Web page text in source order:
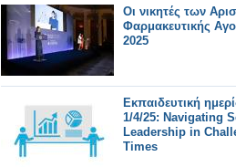
Οι νικητές των
Φαρμακευτικής
2025
Εκπαιδευτική
1/4/25: Navigating
Leadership in
Times